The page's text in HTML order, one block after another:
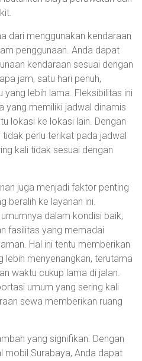
dari menggunakan kendaraan
penggunaan. Anda dapat
kendaraan sesuai dengan
jam, satu hari penuh,
lebih lama. Fleksibilitas ini
yang memiliki jadwal dinamis
lokasi ke lokasi lain. Dengan
perlu terikat pada jadwal
kali tidak sesuai dengan
juga menjadi faktor penting
beralih ke layanan ini.
dalam kondisi baik,
fasilitas yang memadai
Hal ini tentu memberikan
lebih menyenangkan, terutama
waktu cukup lama di jalan.
umum yang sering kali
sewa memberikan ruang
yang signifikan. Dengan
mobil Surabaya, Anda dapat